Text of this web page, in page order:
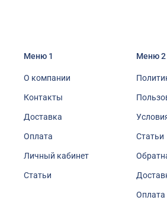
Меню 1
О компании
Контакты
Доставка
Оплата
Личный кабинет
Статьи
Меню 2
Статьи
Оплата